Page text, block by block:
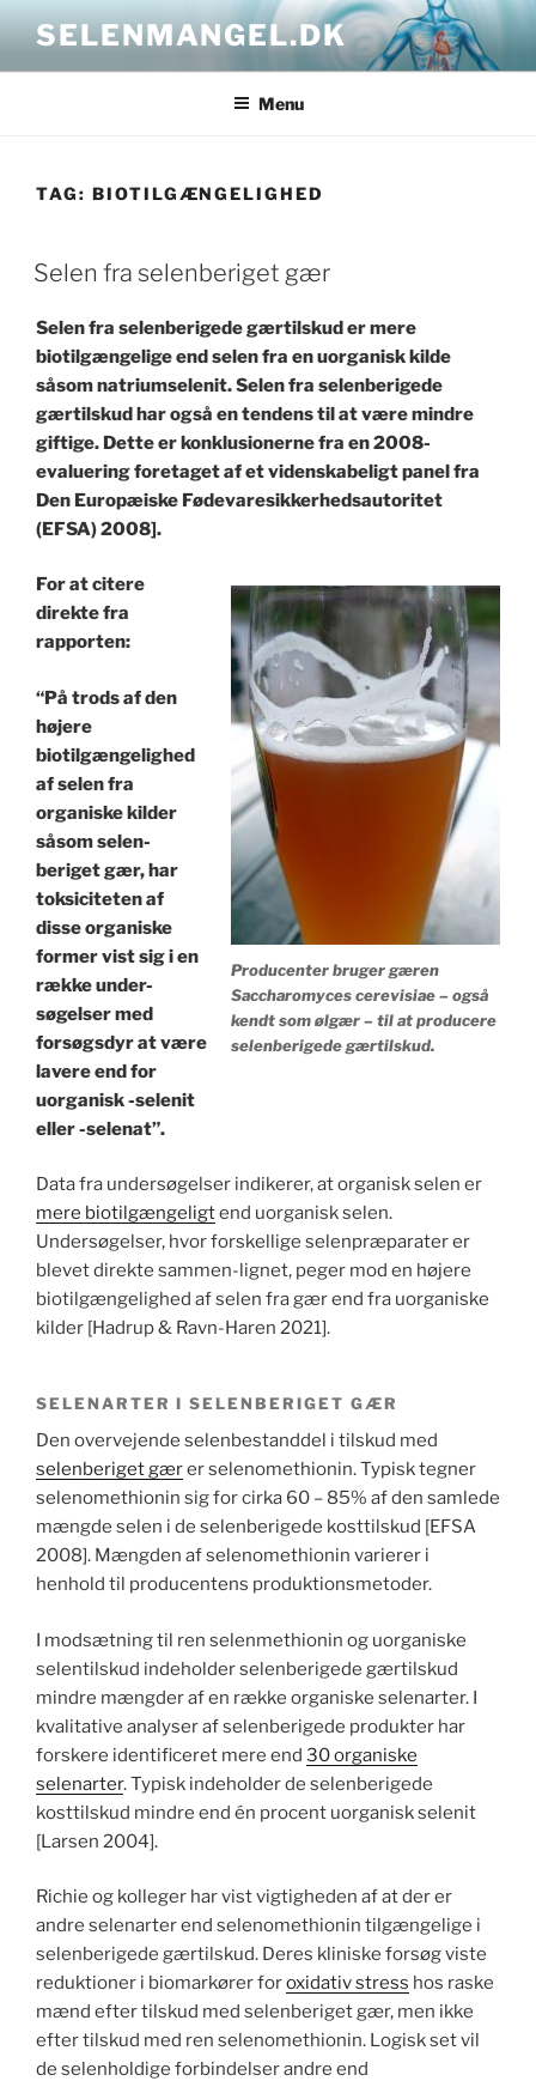
content
SELENMANGEL.DK
Menu
TAG: BIOTILGÆNGELIGHED
POSTED
ON
Selen fra selenberiget gær
Selen fra selenberigede gærtilskud er mere
biotilgængelige end selen fra en uorganisk kilde
såsom natriumselenit. Selen fra selenberigede
gærtilskud har også en tendens til at være mindre
giftige. Dette er konklusionerne fra en 2008-
evaluering foretaget af et videnskabeligt panel fra
Den Europæiske Fødevaresikkerhedsautoritet
(EFSA) 2008].
Producenter bruger gæren
Saccharomyces cerevisiae – også
kendt som ølgær – til at producere
selenberigede gærtilskud.
For at citere
direkte fra
rapporten:
“På trods af den
højere
biotilgængelighed
af selen fra
organiske kilder
såsom selen-
beriget gær, har
toksiciteten af ​​
disse organiske
former vist sig i en
række under-
søgelser med
forsøgsdyr at være
lavere end for
uorganisk -selenit
eller -selenat”.
Data fra undersøgelser indikerer, at organisk selen er
mere biotilgængeligtend uorganisk selen.
Undersøgelser, hvor forskellige selenpræparater er
blevet direkte sammen-lignet, peger mod en højere
biotilgængelighed af selen fra gær end fra uorganiske
kilder [Hadrup & Ravn-Haren 2021].
SELENARTER I SELENBERIGET GÆR
Den overvejende selenbestanddel i tilskud med
selenberiget gærer selenomethionin. Typisk tegner
selenomethionin sig for cirka 60 – 85% af den samlede
mængde selen i de selenberigede kosttilskud [EFSA
2008]. Mængden af ​​selenomethionin varierer i
henhold til producentens produktionsmetoder.
I modsætning til ren selenmethionin og uorganiske
selentilskud indeholder selenberigede gærtilskud
mindre mængder af en række organiske selenarter. I
kvalitative analyser af selenberigede produkter har
forskere identificeret mere end 30 organiske
selenarter. Typisk indeholder de selenberigede
kosttilskud mindre end én procent uorganisk selenit
[Larsen 2004].
Richie og kolleger har vist vigtigheden af ​​at der er
andre selenarter end selenomethionin tilgængelige i
selenberigede gærtilskud. Deres kliniske forsøg viste
reduktioner i biomarkører foroxidativ stress hos raske
mænd efter tilskud med selenberiget gær, men ikke
efter tilskud med ren selenomethionin. Logisk set vil
de selenholdige forbindelser andre end